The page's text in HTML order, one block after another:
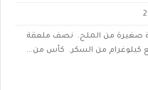
صغيرة من الملح. نصف ملعقة
كيلوغرام من السكر. كأس من...